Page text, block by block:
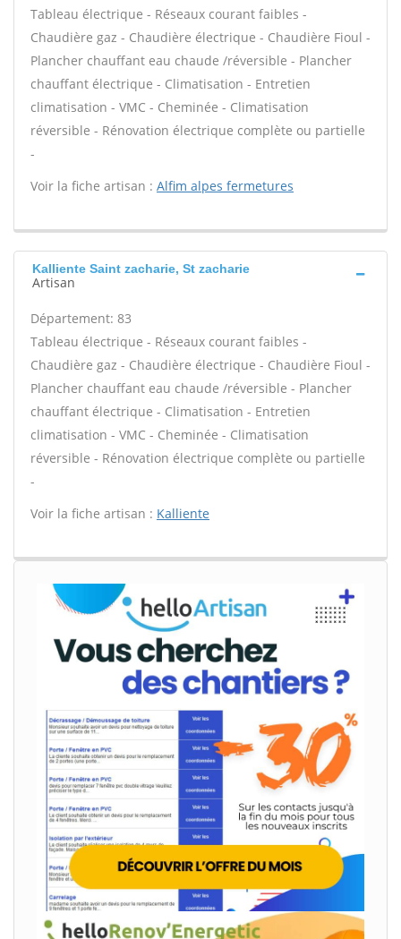
Tableau électrique - Réseaux courant faibles -
Chaudière gaz - Chaudière électrique - Chaudière Fioul -
Plancher chauffant eau chaude /réversible - Plancher
chauffant électrique - Climatisation - Entretien
climatisation - VMC - Cheminée - Climatisation
réversible - Rénovation électrique complète ou partielle
-
Voir la fiche artisan : Alfim alpes fermetures
Kalliente Saint zacharie, St zacharie
Artisan
Département: 83
Tableau électrique - Réseaux courant faibles -
Chaudière gaz - Chaudière électrique - Chaudière Fioul -
Plancher chauffant eau chaude /réversible - Plancher
chauffant électrique - Climatisation - Entretien
climatisation - VMC - Cheminée - Climatisation
réversible - Rénovation électrique complète ou partielle
-
Voir la fiche artisan : Kalliente